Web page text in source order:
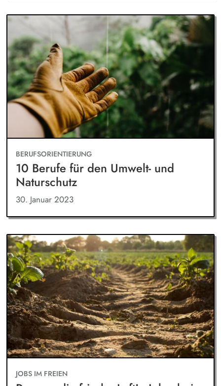
BERUFSORIENTIERUNG
10 Berufe für den Umwelt- und
Naturschutz
30. Januar 2023
JOBS IM FREIEN